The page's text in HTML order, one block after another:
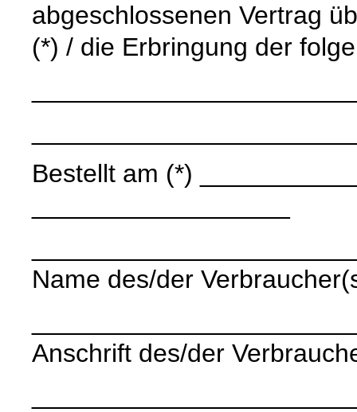
abgeschlossenen Vertrag
(*) / die Erbringung der
Bestellt am (*)
Name des/der
Anschrift des/der